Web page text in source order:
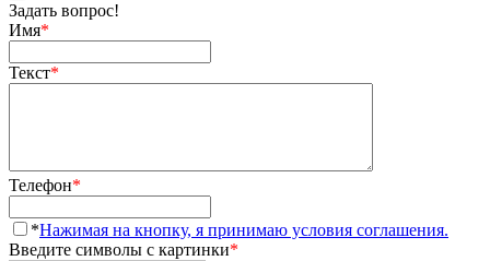
Задать вопрос!
Имя*
Текст*
Телефон*
*Нажимая на кнопку, я принимаю условия соглашения.
Введите символы с картинки*